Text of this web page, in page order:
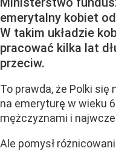
emerytalny kobiet
W takim układzie
pracować kilka lat
przeciw.
To prawda, że Polki się
na emeryturę w wieku
mężczyznami i
Ale pomysł